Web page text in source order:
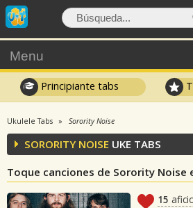
Menu
Principiante tabs
Ukulele Tabs Sorority Noise
SORORITY NOISE UKE TABS
Toque canciones de Sorority Noise
15